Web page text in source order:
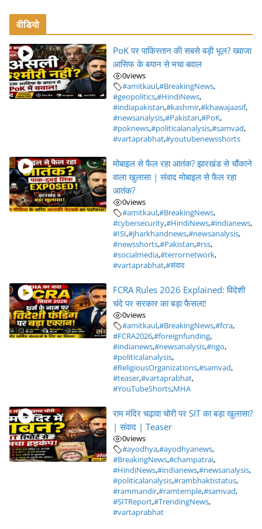
वीडियो
PoK पर पाकिस्तान की सबसे बड़ी भूल? ख्वाजा
आसिफ के बयान से मचा बवाल
0views
#amitkaul,#BreakingNews,
#geopolitics,#HindiNews,
#indiapakistan,#kashmir,#khawajaasif,
#newsanalysis,#Pakistan,#PoK,
#poknews,#politicalanalysis,#samvad,
#vartaprabhat,#youtubenewsshorts
मोबाइल से फैल रहा आतंक? झारखंड से चौंकाने
वाला खुलासा | संवाद मोबाइल से फैल रहा
आतंक?
0views
#amitkaul,#BreakingNews,
#cybersecurity,#HindiNews,#indianews,
#ISI,#jharkhandnews,#newsanalysis,
#newsshorts,#Pakistan,#rss,
#socialmedia,#terrornetwork,
#vartaprabhat,#संवाद
FCRA Rules 2026 Explained: विदेशी
चंदे पर सरकार का बड़ा फैसला!
0views
#amitkaul,#BreakingNews,#fcra,
#FCRA2026,#foreignfunding,
#indianews,#newsanalysis,#ngo,
#politicalanalysis,
#ReligiousOrganizations,#samvad,
#teaser,#vartaprabhat,
#YouTubeShorts,MHA
राम मंदिर चढ़ावा चोरी पर SIT का बड़ा खुलासा?
| संवाद | Teaser
0views
#ayodhya,#ayodhyanews,
#BreakingNews,#champatrai,
#HindiNews,#indianews,#newsanalysis,
#politicalanalysis,#rambhaktistatus,
#rammandir,#ramtemple,#samvad,
#SITReport,#TrendingNews,
#vartaprabhat